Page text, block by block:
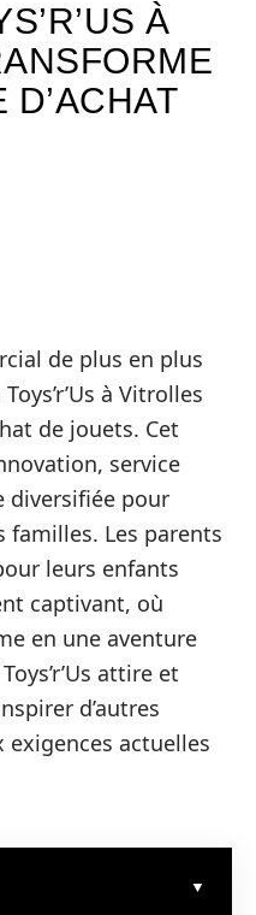
À
D’ACHAT
de plus en plus
à Vitrolles
de jouets. Cet
service
diversifiée pour
familles. Les parents
leurs enfants
captivant, où
en une aventure
attire et
d’autres
exigences actuelles